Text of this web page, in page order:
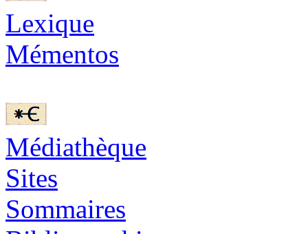
Lexique
Mémentos
Médiathèque
Sites
Sommaires